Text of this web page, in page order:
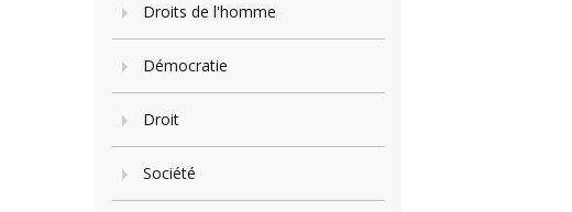
Droits de l'homme
Démocratie
Droit
Société